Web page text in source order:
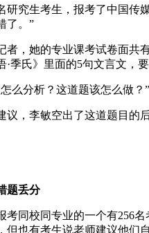
生考生，报考了中国传媒
了。”
她的专业课考试卷面共有
·季氏》里面的5句文言文，
分析？这道题该怎么做？”
李敏空出了这道题目的后
丢分
校同专业的一个有256名
但也有考生说老师建议他们